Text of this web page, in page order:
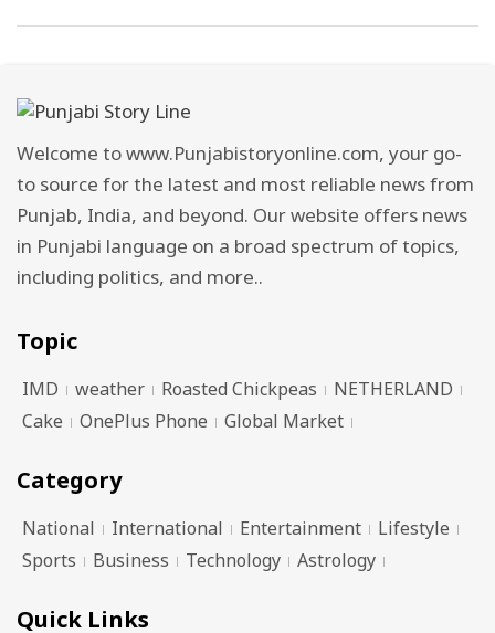
Welcome to www.Punjabistoryonline.com, your go-
to source for the latest and most reliable news from
Punjab, India, and beyond. Our website offers news
in Punjabi language on a broad spectrum of topics,
including politics, and more..
Topic
IMD weather Roasted Chickpeas
NETHERLAND
Cake
OnePlus Phone Global Market
Category
National International Entertainment
Lifestyle
Sports
Business Technology Astrology
Quick Links